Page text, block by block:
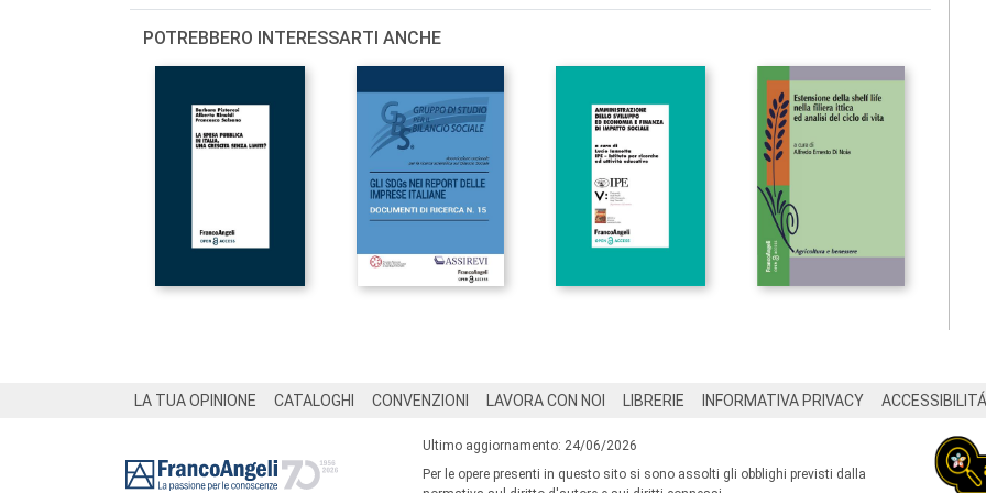
POTREBBERO INTERESSARTI ANCHE
LA TUA OPINIONE CATALOGHI CONVENZIONI LAVORA CON NOI LIBRERIE INFORMATIVA PRIVACY ACCESSIBILITÁ
Ultimo aggiornamento: 24/06/2026
Per le opere presenti in questo sito si sono assolti gli obblighi previsti dalla